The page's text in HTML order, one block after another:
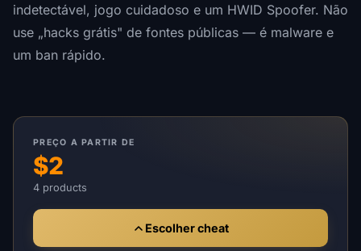
indetectável, jogo cuidadoso e um HWID Spoofer. Não
use „hacks grátis" de fontes públicas — é malware e
um ban rápido.
PREÇO A PARTIR DE
$2
4 products
Escolher cheat